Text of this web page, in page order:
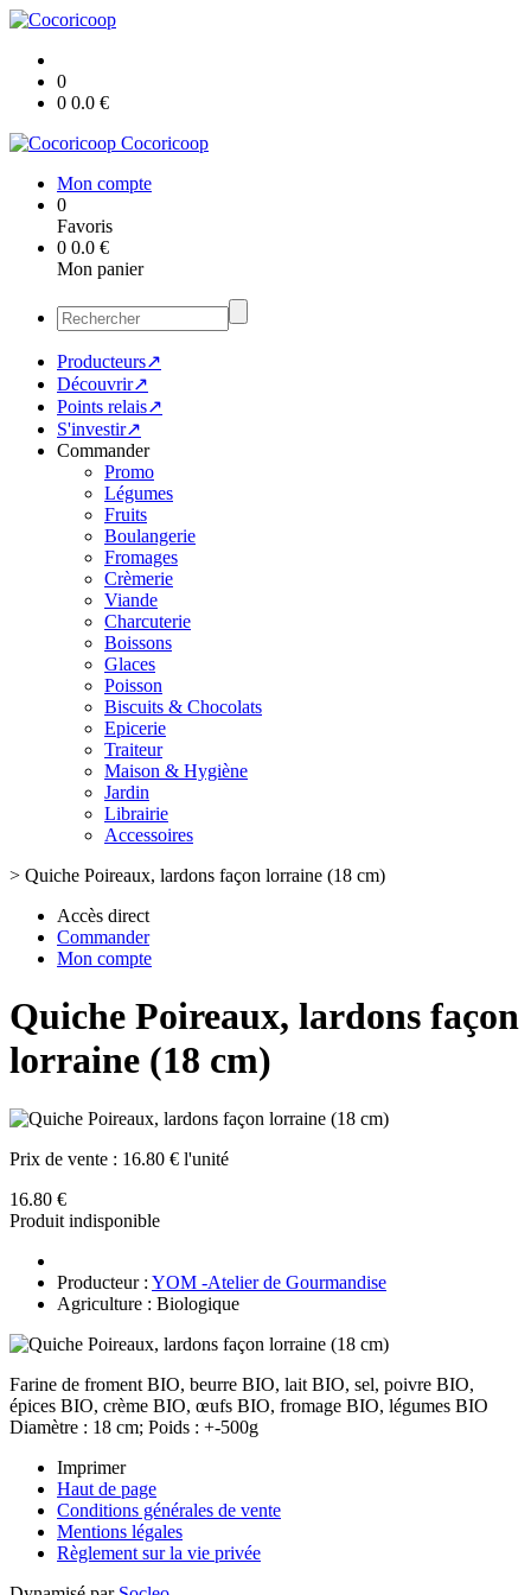
0
0 0.0 €
Cocoricoop
Mon compte
0
Favoris
0 0.0 €
Mon panier
Producteurs↗
Découvrir↗
Points relais↗
S'investir↗
Commander
Promo
Légumes
Fruits
Boulangerie
Fromages
Crèmerie
Viande
Charcuterie
Boissons
Glaces
Poisson
Biscuits & Chocolats
Epicerie
Traiteur
Maison & Hygiène
Jardin
Librairie
Accessoires
> Quiche Poireaux, lardons façon lorraine (18 cm)
Accès direct
Commander
Mon compte
Quiche Poireaux, lardons façon
lorraine (18 cm)
Prix de vente : 16.80 € l'unité
16.80 €
Produit indisponible
Producteur : YOM -Atelier de Gourmandise
Agriculture : Biologique
Farine de froment BIO, beurre BIO, lait BIO, sel, poivre BIO,
épices BIO, crème BIO, œufs BIO, fromage BIO, légumes BIO
Diamètre : 18 cm; Poids : +-500g
Imprimer
Haut de page
Conditions générales de vente
Mentions légales
Règlement sur la vie privée